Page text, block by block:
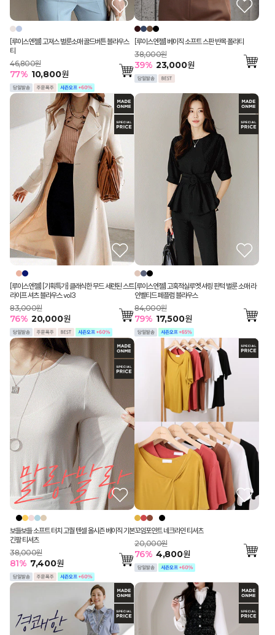
[루이스엔젤] 고져스 벌룬소매 골드버튼 블라우스
티
46,800원
77% 10,800원
[루이스엔젤] 베이직 소프트 스판 반목 폴라티
38,000원
39% 23,000원
[루이스엔젤] [기획특가] 클래식한 무드 세련된 스트
라이프 셔츠 블라우스 vol3
83,000원
76% 20,000원
[루이스엔젤] 고혹적실루엣 셔링 핀턱 벌룬 소매 라
인벨티드 페플럼 블라우스
84,000원
79% 17,500원
보들보들 소프트 터치 고퀄 텐셀 올시즌 베이직 기본
긴팔 티셔츠
38,000원
81% 7,400원
꼬임포인트 네크라인 티셔츠
20,000원
76% 4,800원